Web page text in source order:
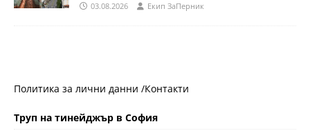
03.08.2026 Eкип ЗаПерник
Политика за лични данни /Контакти
Труп на тинейджър в София